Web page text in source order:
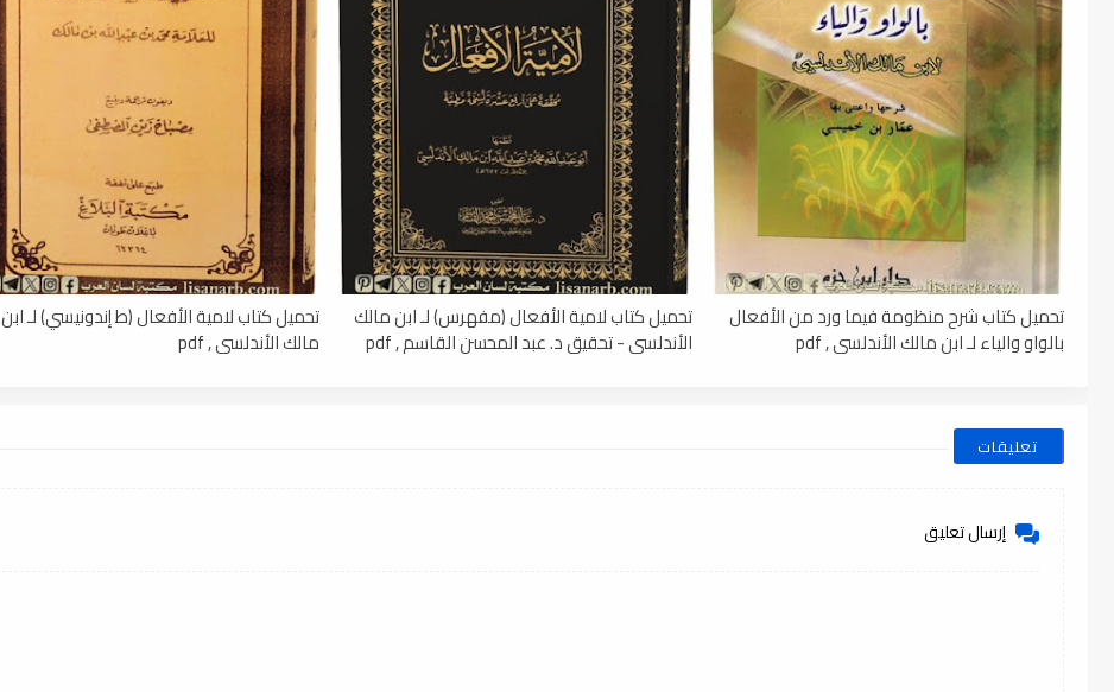
تحميل كتاب شرح منظومة فيما ورد من الأفعال
بالواو والياء لـ ابن مالك الأندلسي , pdf
تحميل كتاب لامية الأفعال (مفهرس) لـ ابن مالك
الأندلسي - تحقيق د. عبد المحسن القاسم , pdf
تحميل كتاب لامية الأفعال (ط إندونيسي) لـ ابن
مالك الأندلسي , pdf
تعليقات
إرسال تعليق